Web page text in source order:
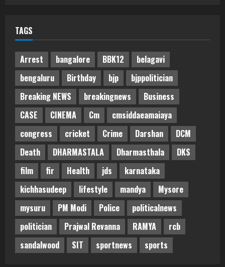
TAGS
Arrest bangalore BBK12
belagavi
bengaluru
Birthday bjp
bjppolitician
Breaking NEWS
breakingnews
Business
CASE
CINEMA Cm
cmsiddaeamaiaya
congress
cricket Crime Darshan
DCM
Death
DHARMASTALA Dharmasthala
DKS
film
fir Health jds
karnataka
kichhasudeep
lifestyle mandya
Mysore
mysuru
PM Modi Police
politicalnews
politician
Prajwal Revanna RAMYA
rcb
sandalwood
SIT sportnews sports